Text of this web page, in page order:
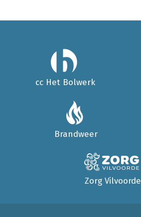
cc Het Bolwerk
Brandweer
Zorg Vilvoorde